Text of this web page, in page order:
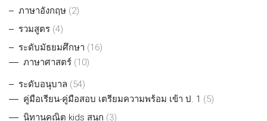
ภาษาอังกฤษ (2)
รวมสูตร (4)
ระดับมัธยมศึกษา (16)
ภาษาศาสตร์ (10)
ระดับอนุบาล (54)
คู่มือเรียน-คู่มือสอบ เตรียมความพร้อม เข้า ป. 1 (5)
นิทานคณิต kids สนุก (3)